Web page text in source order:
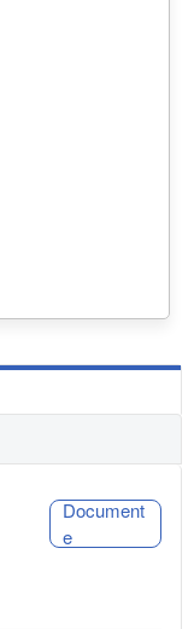
Document
e